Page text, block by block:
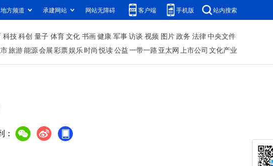
地方频道 承建网站 网站无障碍 客户端 手机版 站内搜索
科技科创 量子 体育文化 书画健康 军事访谈 视频 图片政务 法律中央文件
旅游能源会展彩票娱乐时尚 悦读公益一带一路 亚太网上市公司 文化产业
：